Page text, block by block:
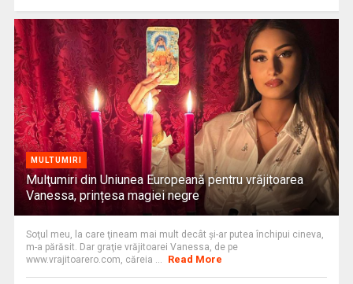
MULTUMIRI
Mulţumiri din Uniunea Europeană pentru vrăjitoarea
Vanessa, prințesa magiei negre
Soţul meu, la care ţineam mai mult decât și-ar putea închipui cineva,
m-a părăsit. Dar graţie vrăjitoarei Vanessa, de pe
www.vrajitoarero.com, căreia ...
Read More